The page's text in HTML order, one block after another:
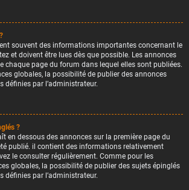
souvent des informations importantes concernant le
et doivent être lues dès que possible. Les annonces
chaque page du forum dans lequel elles sont publiées.
globales, la possibilité de publier des annonces
définies par l’administrateur.
?
en dessous des annonces sur la première page du
publié. il contient des informations relativement
le consulter régulièrement. Comme pour les
globales, la possibilité de publier des sujets épinglés
définies par l’administrateur.